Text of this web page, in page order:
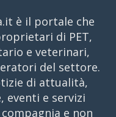
è il portale che
di PET,
e veterinari,
del settore.
di attualità,
eventi e servizi
e non